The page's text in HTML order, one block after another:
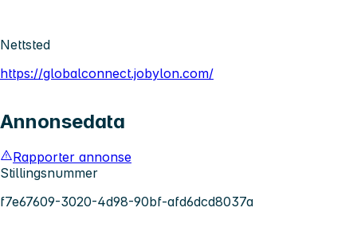
Nettsted
https://globalconnect.jobylon.com/
Annonsedata
Rapporter annonse
Stillingsnummer
f7e67609-3020-4d98-90bf-afd6dcd8037a